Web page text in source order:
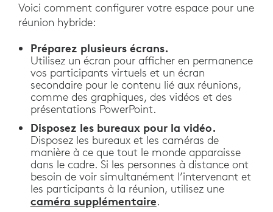
Voici comment configurer votre espace pour une
réunion hybride:
Préparez plusieurs écrans.
Utilisez un écran pour afficher en permanence
vos participants virtuels et un écran
secondaire pour le contenu lié aux réunions,
comme des graphiques, des vidéos et des
présentations PowerPoint.
Disposez les bureaux pour la vidéo.
Disposez les bureaux et les caméras de
manière à ce que tout le monde apparaisse
dans le cadre. Si les personnes à distance ont
besoin de voir simultanément l’intervenant et
les participants à la réunion, utilisez une
caméra supplémentaire.